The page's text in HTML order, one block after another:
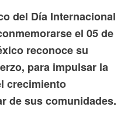
del Día Internacional
el 05 de
reconoce su
para impulsar la
crecimiento
de sus comunidades.